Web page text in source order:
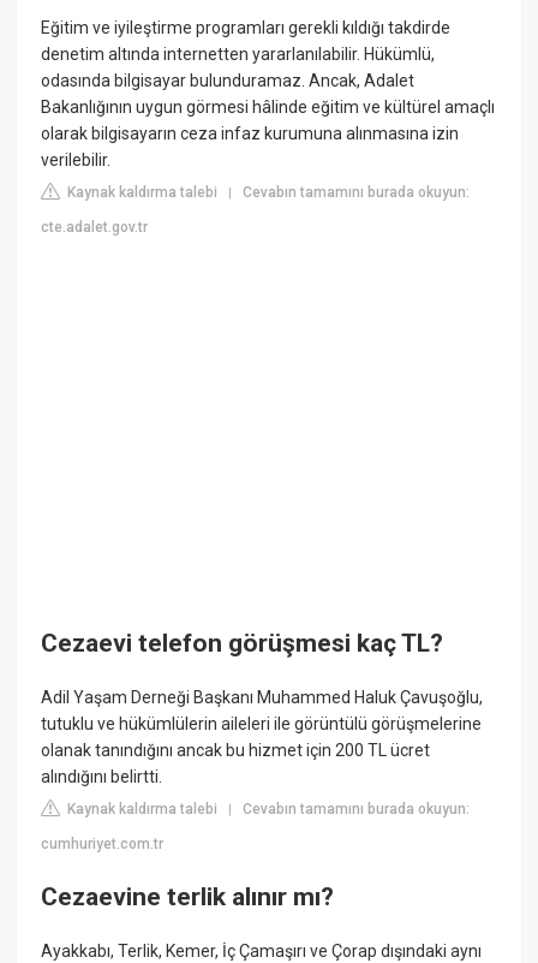
Eğitim ve iyileştirme programları gerekli kıldığı takdirde
denetim altında internetten yararlanılabilir. Hükümlü,
odasında bilgisayar bulunduramaz. Ancak, Adalet
Bakanlığının uygun görmesi hâlinde eğitim ve kültürel amaçlı
olarak bilgisayarın ceza infaz kurumuna alınmasına izin
verilebilir.
Kaynak kaldırma talebi |Cevabın tamamını burada okuyun:
cte.adalet.gov.tr
Cezaevi telefon görüşmesi kaç TL?
Adil Yaşam Derneği Başkanı Muhammed Haluk Çavuşoğlu,
tutuklu ve hükümlülerin aileleri ile görüntülü görüşmelerine
olanak tanındığını ancak bu hizmet için 200 TL ücret
alındığını belirtti.
Kaynak kaldırma talebi |Cevabın tamamını burada okuyun:
cumhuriyet.com.tr
Cezaevine terlik alınır mı?
Ayakkabı, Terlik, Kemer, İç Çamaşırı ve Çorap dışındaki aynı